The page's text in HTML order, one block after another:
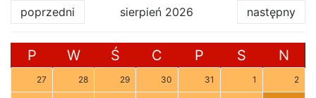
poprzedni sierpień 2026 następny
P W Ś C P S N
27 28 29 30 31 1 2